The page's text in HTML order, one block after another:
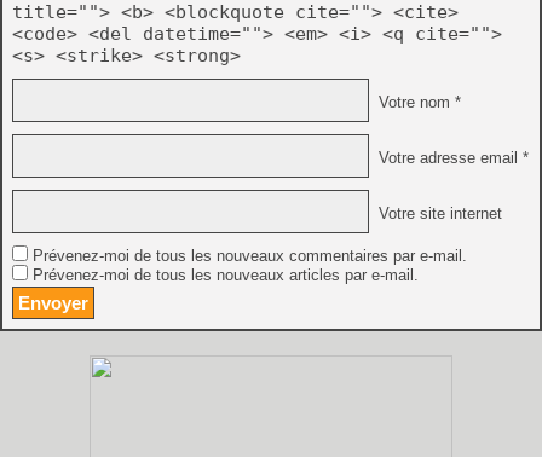
title=""> <b> <blockquote cite=""> <cite>
<code> <del datetime=""> <em> <i> <q cite="">
<s> <strike> <strong>
Votre nom *
Votre adresse email *
Votre site internet
Prévenez-moi de tous les nouveaux commentaires par e-mail.
Prévenez-moi de tous les nouveaux articles par e-mail.